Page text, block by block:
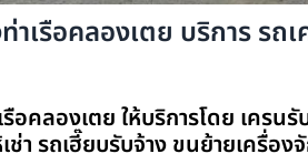
าเรือคลองเตย บริการ รถ
อคลองเตย ให้บริการโดย เครน
ช่า รถเฮี๊ยบรับจ้าง ขนย้ายเครื่อ